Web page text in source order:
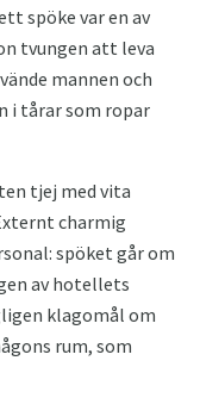
spöke var en av
tvungen att leva
mannen och
i tårar som ropar
tjej med vita
charmig
spöket går om
av hotellets
klagomål om
rum, som